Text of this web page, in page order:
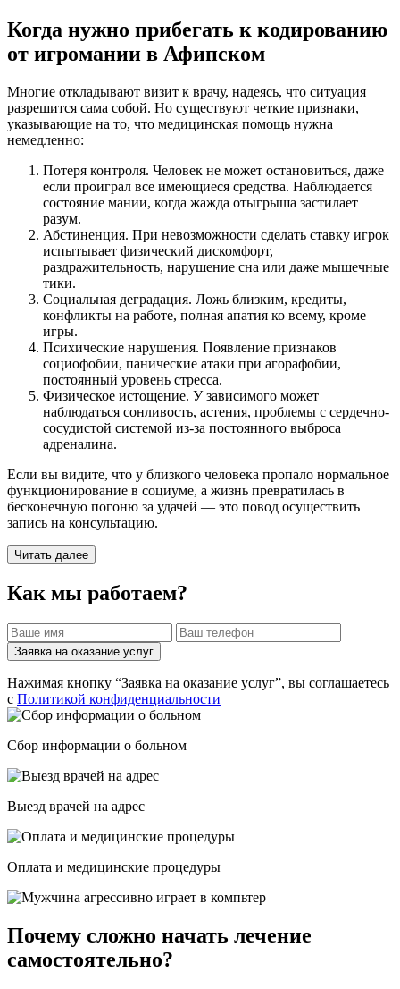
Когда нужно прибегать к кодированию
от игромании в Афипском
Многие откладывают визит к врачу, надеясь, что ситуация
разрешится сама собой. Но существуют четкие признаки,
указывающие на то, что медицинская помощь нужна
немедленно:
Потеря контроля. Человек не может остановиться, даже
если проиграл все имеющиеся средства. Наблюдается
состояние мании, когда жажда отыгрыша застилает
разум.
Абстиненция. При невозможности сделать ставку игрок
испытывает физический дискомфорт,
раздражительность, нарушение сна или даже мышечные
тики.
Социальная деградация. Ложь близким, кредиты,
конфликты на работе, полная апатия ко всему, кроме
игры.
Психические нарушения. Появление признаков
социофобии, панические атаки при агорафобии,
постоянный уровень стресса.
Физическое истощение. У зависимого может
наблюдаться сонливость, астения, проблемы с сердечно-
сосудистой системой из-за постоянного выброса
адреналина.
Если вы видите, что у близкого человека пропало нормальное
функционирование в социуме, а жизнь превратилась в
бесконечную погоню за удачей — это повод осуществить
запись на консультацию.
Читать далее
Как мы работаем?
Заявка на оказание услуг
Нажимая кнопку “Заявка на оказание услуг”, вы соглашаетесь
с Политикой конфиденциальности
Сбор информации о больном
Выезд врачей на адрес
Оплата и медицинские процедуры
Почему сложно начать лечение
самостоятельно?